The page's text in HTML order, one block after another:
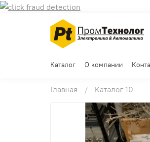
Каталог О компании
Главная Каталог 10